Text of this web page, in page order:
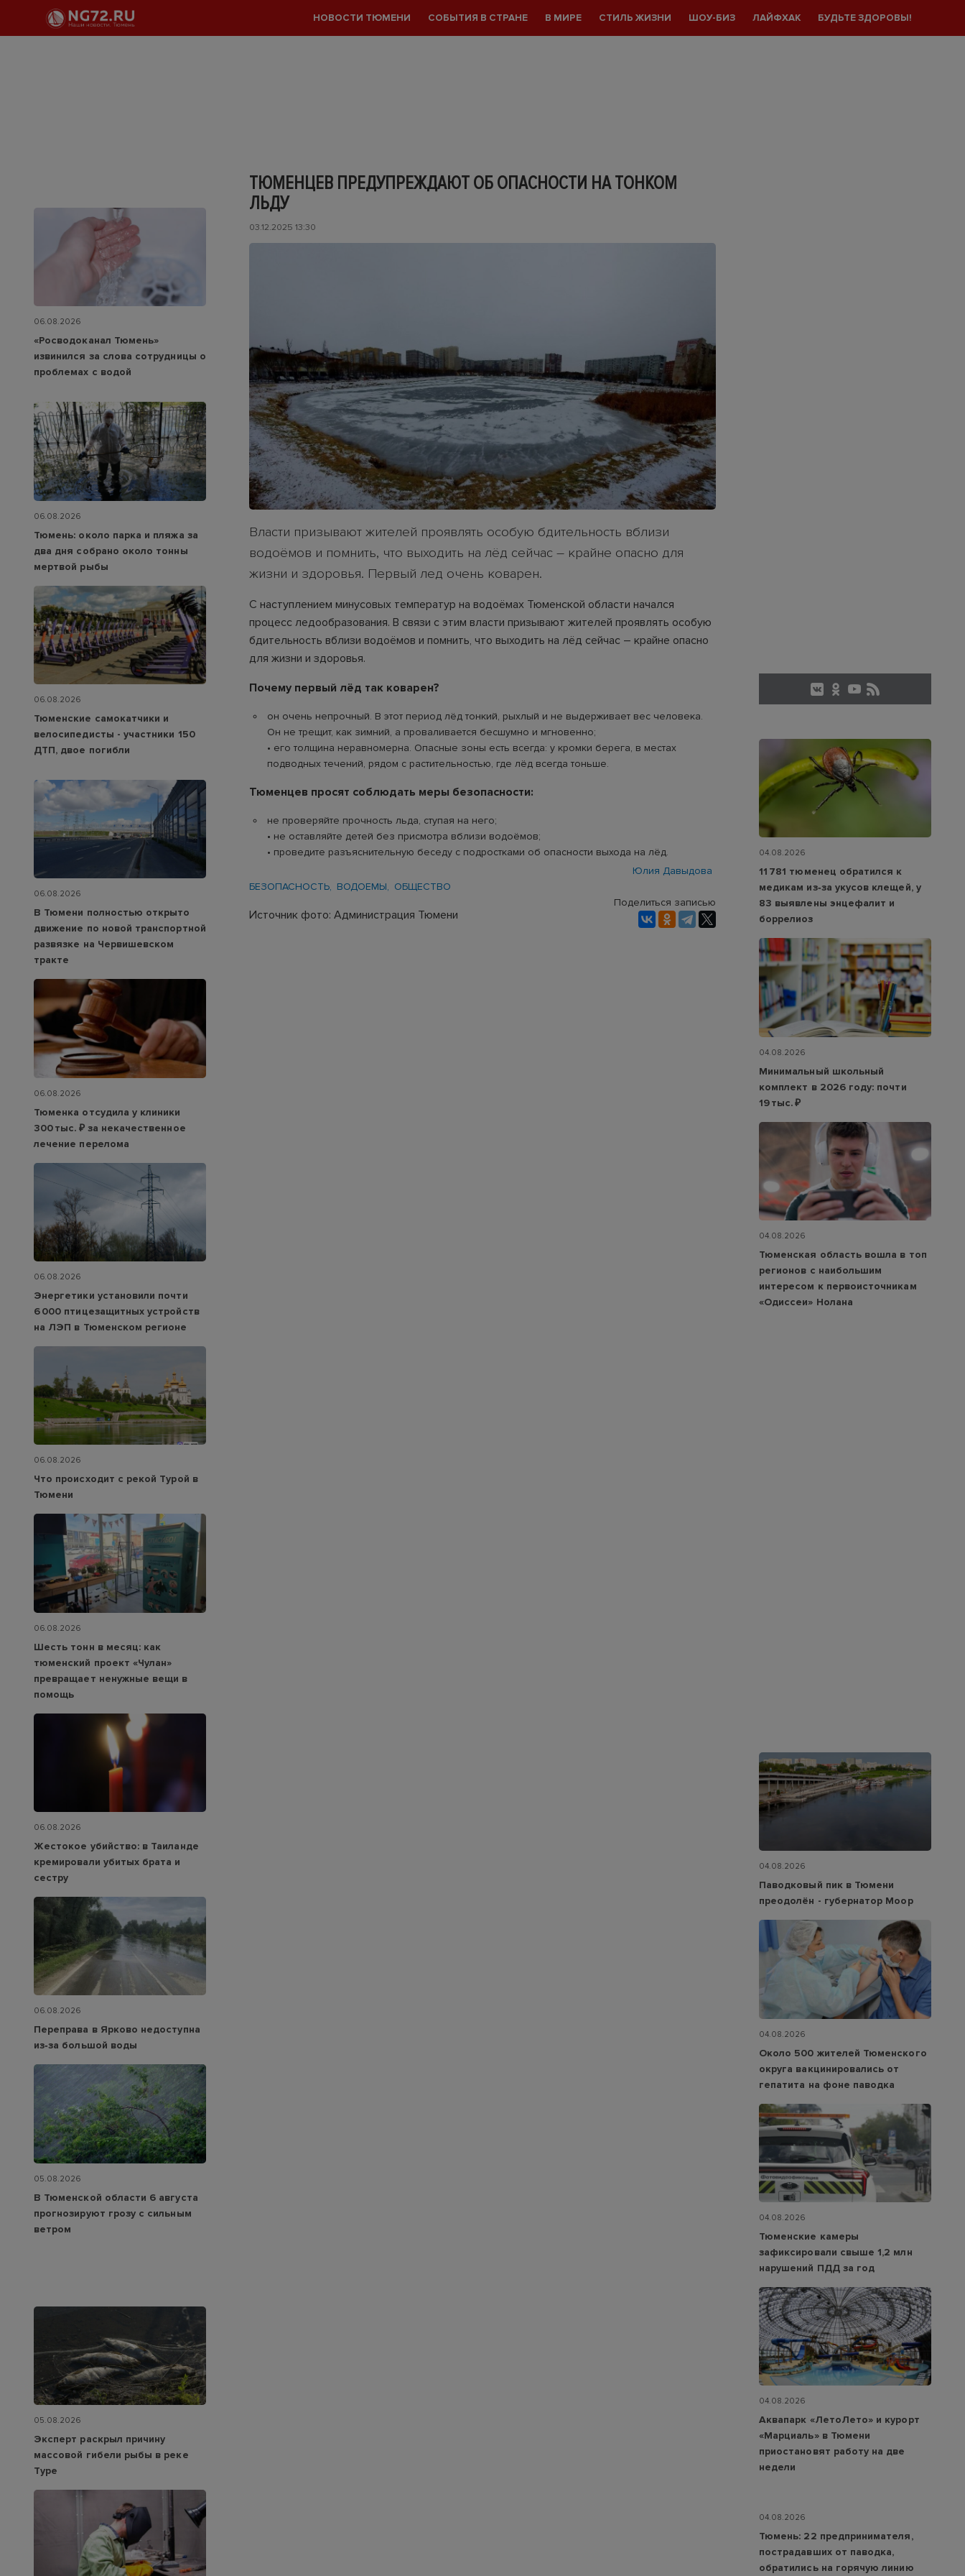
НОВОСТИ ТЮМЕНИ СОБЫТИЯ В СТРАНЕ В МИРЕ СТИЛЬ ЖИЗНИ ШОУ-БИЗ ЛАЙФХАК БУДЬТЕ ЗДОРОВЫ!
ТЮМЕНЦЕВ ПРЕДУПРЕЖДАЮТ ОБ ОПАСНОСТИ НА ТОНКОМ
ЛЬДУ
03.12.2025 13:30
Власти призывают жителей проявлять особую бдительность вблизи
водоёмов и помнить, что выходить на лёд сейчас – крайне опасно для
жизни и здоровья. Первый лед очень коварен.
С наступлением минусовых температур на водоёмах Тюменской области начался
процесс ледообразования. В связи с этим власти призывают жителей проявлять особую
бдительность вблизи водоёмов и помнить, что выходить на лёд сейчас – крайне опасно
для жизни и здоровья.
Почему первый лёд так коварен?
он очень непрочный. В этот период лёд тонкий, рыхлый и не выдерживает вес человека.
Он не трещит, как зимний, а проваливается бесшумно и мгновенно;
• его толщина неравномерна. Опасные зоны есть всегда: у кромки берега, в местах
подводных течений, рядом с растительностью, где лёд всегда тоньше.
Тюменцев просят соблюдать меры безопасности:
не проверяйте прочность льда, ступая на него;
• не оставляйте детей без присмотра вблизи водоёмов;
• проведите разъяснительную беседу с подростками об опасности выхода на лёд.
Юлия Давыдова
БЕЗОПАСНОСТЬ
ВОДОЕМЫ ОБЩЕСТВО
Источник фото: Администрация Тюмени
Поделиться записью
06.08.2026
«Росводоканал Тюмень»
извинился за слова сотрудницы о
проблемах с водой
06.08.2026
Тюмень: около парка и пляжа за
два дня собрано около тонны
мертвой рыбы
06.08.2026
Тюменские самокатчики и
велосипедисты - участники 150
ДТП, двое погибли
06.08.2026
В Тюмени полностью открыто
движение по новой транспортной
развязке на Червишевском
тракте
06.08.2026
Тюменка отсудила у клиники
300 тыс. ₽ за некачественное
лечение перелома
06.08.2026
Энергетики установили почти
6 000 птицезащитных устройств
на ЛЭП в Тюменском регионе
06.08.2026
Что происходит с рекой Турой в
Тюмени
06.08.2026
Шесть тонн в месяц: как
тюменский проект «Чулан»
превращает ненужные вещи в
помощь
06.08.2026
Жестокое убийство: в Таиланде
кремировали убитых брата и
сестру
06.08.2026
Переправа в Ярково недоступна
из‑за большой воды
05.08.2026
В Тюменской области 6 августа
прогнозируют грозу с сильным
ветром
05.08.2026
Эксперт раскрыл причину
массовой гибели рыбы в реке
Туре
04.08.2026
11 781 тюменец обратился к
медикам из‑за укусов клещей, у
83 выявлены энцефалит и
боррелиоз
04.08.2026
Минимальный школьный
комплект в 2026 году: почти
19 тыс. ₽
04.08.2026
Тюменская область вошла в топ
регионов с наибольшим
интересом к первоисточникам
«Одиссеи» Нолана
04.08.2026
Паводковый пик в Тюмени
преодолён - губернатор Моор
04.08.2026
Около 500 жителей Тюменского
округа вакцинировались от
гепатита на фоне паводка
04.08.2026
Тюменские камеры
зафиксировали свыше 1,2 млн
нарушений ПДД за год
04.08.2026
Аквапарк «ЛетоЛето» и курорт
«Марциаль» в Тюмени
приостановят работу на две
недели
04.08.2026
Тюмень: 22 предпринимателя,
пострадавших от паводка,
обратились на горячую линию